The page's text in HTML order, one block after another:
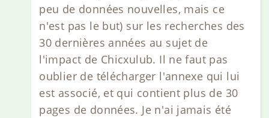
peu de données nouvelles, mais ce
n'est pas le but) sur les recherches des
30 dernières années au sujet de
l'impact de Chicxulub. Il ne faut pas
oublier de télécharger l'annexe qui lui
est associé, et qui contient plus de 30
pages de données. Je n'ai jamais été